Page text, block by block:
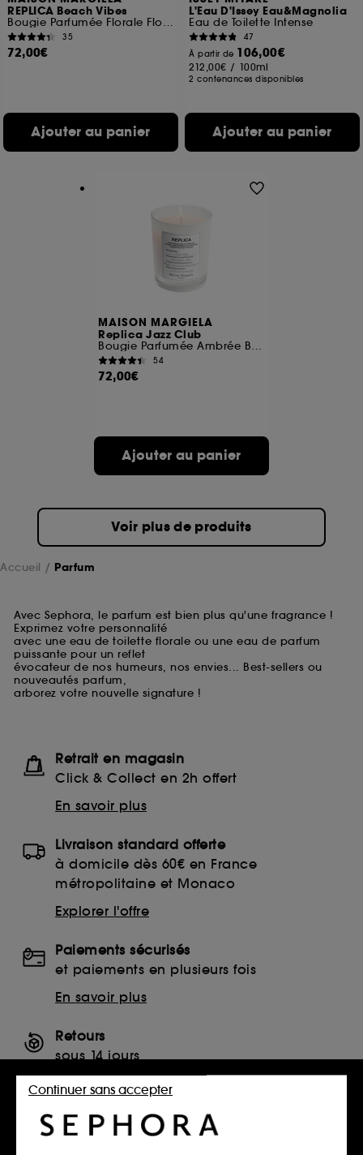
REPLICA Beach Vibes
Bougie Parfumée Florale Florale
35
72,00€
Ajouter au panier
L'Eau D'Issey Eau&Magnolia
Eau de Toilette Intense
47
À partir de 106,00€
212,00€ / 100ml
2 contenances disponibles
Ajouter au panier
MAISON MARGIELA
Replica Jazz Club
Bougie Parfumée Ambrée Boisée
54
72,00€
Ajouter au panier
Voir plus de produits
Accueil Parfum
Avec Sephora, le parfum est bien plus qu'une fragrance !
Exprimez votre personnalité
avec une eau de toilette florale ou une eau de parfum
puissante pour un reflet
évocateur de nos humeurs, nos envies... Best-sellers ou
nouveautés parfum,
arborez votre nouvelle signature !
Retrait en magasin
Click & Collect en 2h offert
En savoir plus
Livraison standard offerte
à domicile dès 60€ en France
métropolitaine et Monaco
Explorer l'offre
Paiements sécurisés
et paiements en plusieurs fois
En savoir plus
Retours
sous 14 jours
Retourner mon article
SERVICES, CONTACT ET CONDITIONS DES OFFRES
Continuer sans accepter